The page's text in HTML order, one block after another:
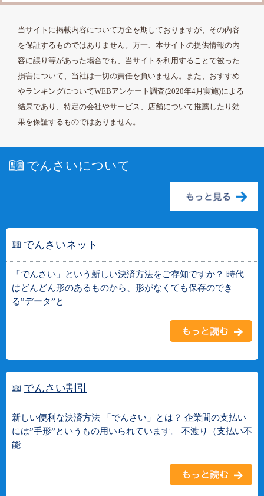
当サイトに掲載内容について万全を期しておりますが、その内容
を保証するものではありません。万一、本サイトの提供情報の内
容に誤り等があった場合でも、当サイトを利用することで被った
損害について、当社は一切の責任を負いません。また、おすすめ
やランキングについてWEBアンケート調査(2020年4月実施)による
結果であり、特定の会社やサービス、店舗について推薦したり効
果を保証するものではありません。
でんさいについて
でんさいネット
「でんさい」という新しい決済方法をご存知ですか？ 時代
はどんどん形のあるものから、形がなくても保存のでき
る”データ”と
でんさい割引
新しい便利な決済方法 「でんさい」とは？ 企業間の支払い
には”手形”というもの用いられています。 不渡り（支払い不
能